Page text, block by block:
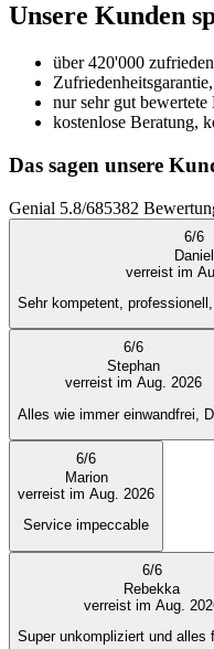
Unsere Kunden
über 420'000
nur sehr gut
kostenlose Beratung,
Das sagen unsere
Genial 5.8/685382
6/6
Daniel
verreist im
Sehr kompetent,
6/6
Stephan
verreist im Aug. 2026
Alles wie immer einwandfrei,
6/6
Marion
verreist im Aug. 2026
Service impeccable
6/6
Rebekka
verreist im Aug.
Super unkompliziert und alles